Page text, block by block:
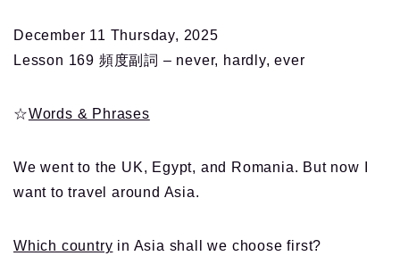
December 11 Thursday, 2025
Lesson 169 頻度副詞 – never, hardly, ever
☆Words & Phrases
We went to the UK, Egypt, and Romania. But now I
want to travel around Asia.
Which country in Asia shall we choose first?